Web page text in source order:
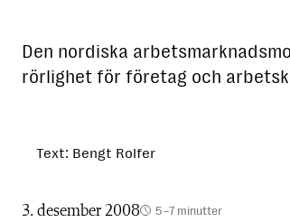
Den nordiska
rörlighet för företag och
Text: Bengt Rolfer
3. desember 2008 5–7 minutter